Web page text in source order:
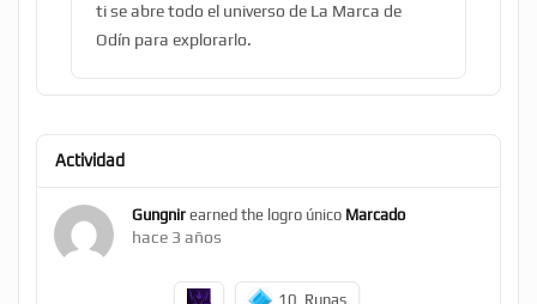
ti se abre todo el universo de La Marca de
Odín para explorarlo.
Actividad
Gungnir earned the logro único Marcado
hace 3 años
10 Runas